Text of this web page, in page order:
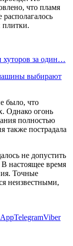
что пламя
плитки.
хуторов за один…
выбирают
было, что
Однако огонь
полностью
также пострадала
не допустить
В настоящее время
Точные
неизвестными,
TelegramViber